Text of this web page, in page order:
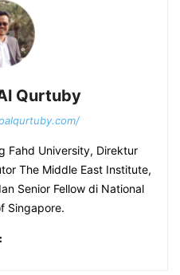
Qurtuby
Fahd University, Direktur
The Middle East Institute,
Senior Fellow di National
Singapore.